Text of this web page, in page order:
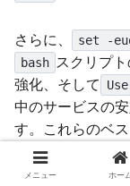
さらに、 set -
bash スクリプト
強化、そして
中のサービスの
す。これらのベ
ーに取り入れる
可能となります
メニュー ホー